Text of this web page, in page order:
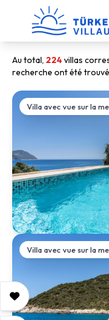
Au total, 224villas
recherche ont été
Villa avec vue sur la
Villa avec vue sur la